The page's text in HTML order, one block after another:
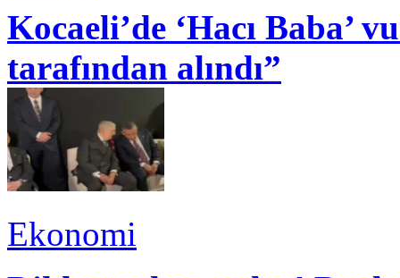
Kocaeli’de ‘Hacı Baba’
tarafından alındı”
Ekonomi